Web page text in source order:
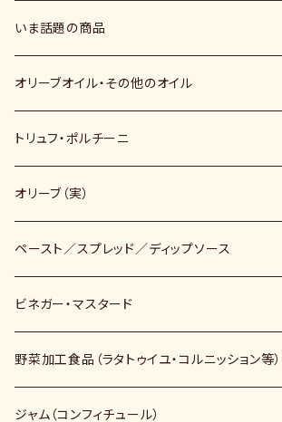
いま話題の商品
オリーブオイル・その他のオイル
トリュフ・ポルチーニ
オリーブ（実）
ペースト／スプレッド／ディップソース
ビネガー・マスタード
野菜加工食品（ラタトゥイユ・コルニッション等）
ジャム（コンフィチュール）